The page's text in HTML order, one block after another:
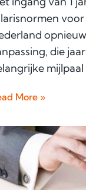
die
More »